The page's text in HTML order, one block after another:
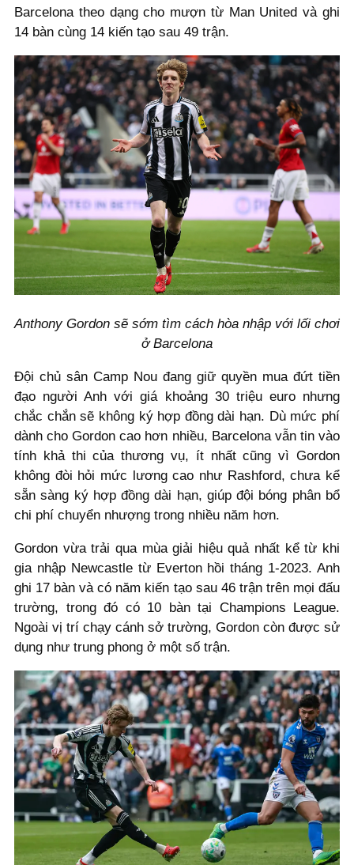
Barcelona theo dạng cho mượn từ Man United và ghi
14 bàn cùng 14 kiến tạo sau 49 trận.
Anthony Gordon sẽ sớm tìm cách hòa nhập với lối chơi
ở Barcelona
Đội chủ sân Camp Nou đang giữ quyền mua đứt tiền
đạo người Anh với giá khoảng 30 triệu euro nhưng
chắc chắn sẽ không ký hợp đồng dài hạn. Dù mức phí
dành cho Gordon cao hơn nhiều, Barcelona vẫn tin vào
tính khả thi của thương vụ, ít nhất cũng vì Gordon
không đòi hỏi mức lương cao như Rashford, chưa kể
sẵn sàng ký hợp đồng dài hạn, giúp đội bóng phân bổ
chi phí chuyển nhượng trong nhiều năm hơn.
Gordon vừa trải qua mùa giải hiệu quả nhất kể từ khi
gia nhập Newcastle từ Everton hồi tháng 1-2023. Anh
ghi 17 bàn và có năm kiến tạo sau 46 trận trên mọi đấu
trường, trong đó có 10 bàn tại Champions League.
Ngoài vị trí chạy cánh sở trường, Gordon còn được sử
dụng như trung phong ở một số trận.